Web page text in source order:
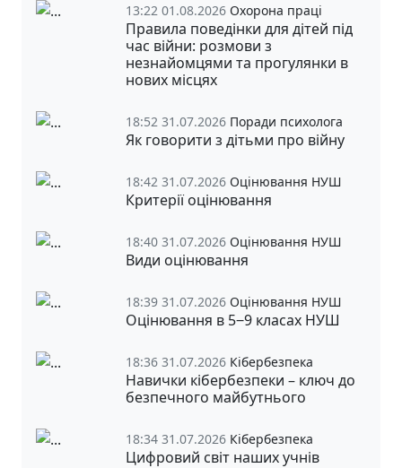
13:22 01.08.2026 Охорона праці
Правила поведінки для дітей під
час війни: розмови з
незнайомцями та прогулянки в
нових місцях
18:52 31.07.2026 Поради психолога
Як говорити з дітьми про війну
18:42 31.07.2026 Оцінювання НУШ
Критерії оцінювання
18:40 31.07.2026 Оцінювання НУШ
Види оцінювання
18:39 31.07.2026 Оцінювання НУШ
Оцінювання в 5‒9 класах НУШ
18:36 31.07.2026 Кібербезпека
Навички кібербезпеки – ключ до
безпечного майбутнього
18:34 31.07.2026 Кібербезпека
Цифровий світ наших учнів